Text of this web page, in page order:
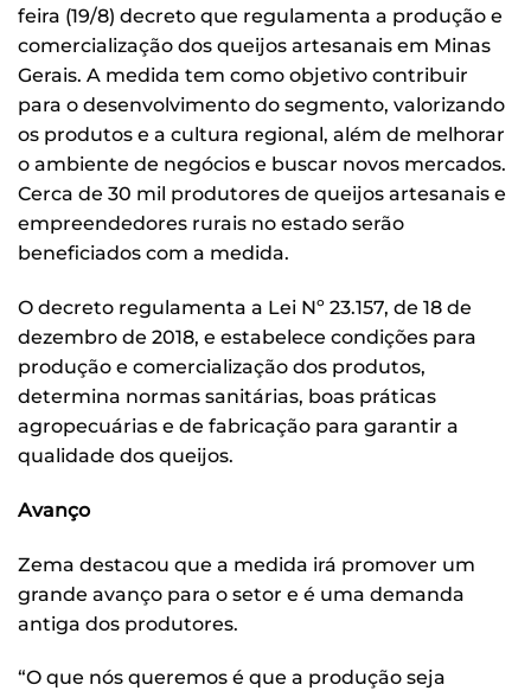
feira (19/8) decreto que regulamenta a produção e
comercialização dos queijos artesanais em Minas
Gerais. A medida tem como objetivo contribuir
para o desenvolvimento do segmento, valorizando
os produtos e a cultura regional, além de melhorar
o ambiente de negócios e buscar novos mercados.
Cerca de 30 mil produtores de queijos artesanais e
empreendedores rurais no estado serão
beneficiados com a medida.
O decreto regulamenta a Lei Nº 23.157, de 18 de
dezembro de 2018, e estabelece condições para
produção e comercialização dos produtos,
determina normas sanitárias, boas práticas
agropecuárias e de fabricação para garantir a
qualidade dos queijos.
Avanço
Zema destacou que a medida irá promover um
grande avanço para o setor e é uma demanda
antiga dos produtores.
“O que nós queremos é que a produção seja